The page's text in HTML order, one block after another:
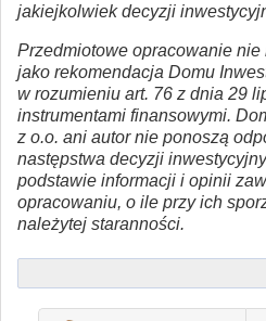
jakiejkolwiek decyzji
Przedmiotowe opracowanie
jako rekomendacja Domu
w rozumieniu art. 76 z dnia 29
instrumentami finansowymi.
z o.o. ani autor nie ponoszą
następstwa decyzji
podstawie informacji i opinii
opracowaniu, o ile przy ich
należytej staranności.